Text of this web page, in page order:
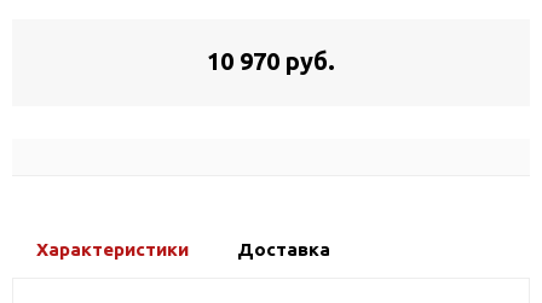
10 970 руб.
Характеристики Доставка